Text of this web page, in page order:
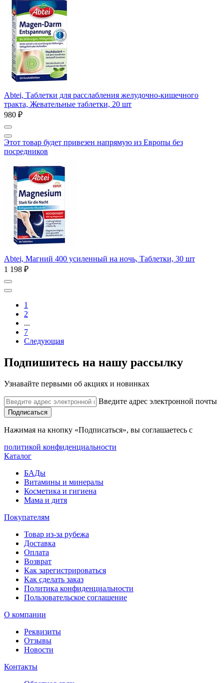
Abtei, Таблетки для расслабления желудочно-кишечного
тракта, Жевательные таблетки, 20 шт
980 ₽
Этот товар будет привезен напрямую из Европы без
посредников
Abtei, Магний 400 усиленный на ночь, Таблетки, 30 шт
1 198 ₽
1
2
...
7
Следующая
Подпишитесь на нашу рассылку
Узнавайте первыми об акциях и новинках
Введите адрес электронной почты
Подписаться
Нажимая на кнопку «Подписаться», вы соглашаетесь с
политикой конфиденциальности
Каталог
БАДы
Витамины и минералы
Косметика и гигиена
Мама и дитя
Покупателям
Товар из-за рубежа
Доставка
Оплата
Возврат
Как зарегистрироваться
Как сделать заказ
Политика конфиденциальности
Пользовательское соглашение
О компании
Реквизиты
Отзывы
Новости
Контакты